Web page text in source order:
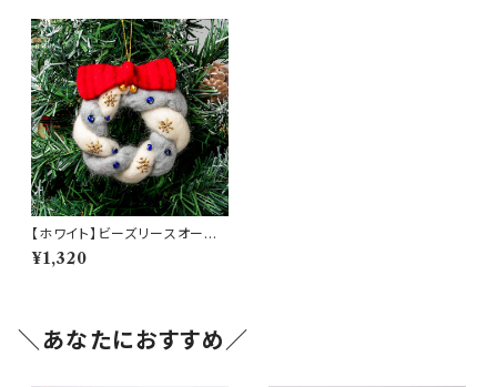
【ホワイト】ビーズリースオーナ
メント(am-LNBP3302-WHI
TE)
¥1,320
＼あなたにおすすめ／